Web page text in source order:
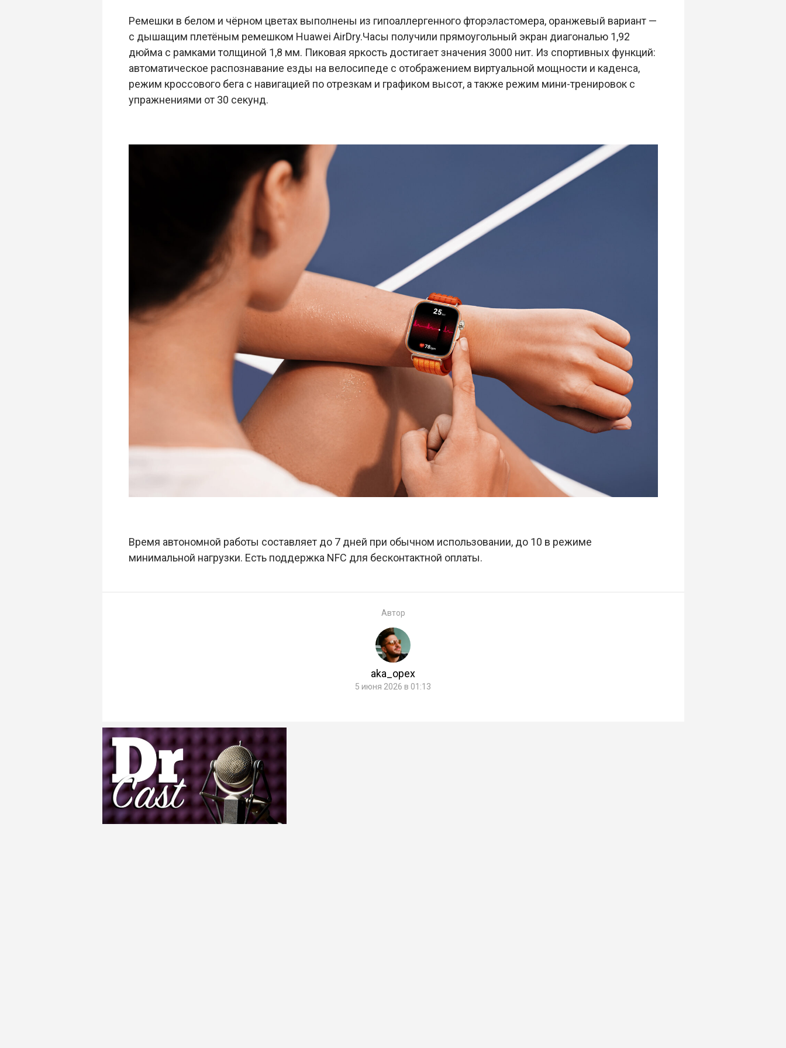
Ремешки в белом и чёрном цветах выполнены из гипоаллергенного фторэластомера, оранжевый вариант —
с дышащим плетёным ремешком Huawei AirDry.Часы получили прямоугольный экран диагональю 1,92
дюйма с рамками толщиной 1,8 мм. Пиковая яркость достигает значения 3000 нит. Из спортивных функций:
автоматическое распознавание езды на велосипеде с отображением виртуальной мощности и каденса,
режим кроссового бега с навигацией по отрезкам и графиком высот, а также режим мини-тренировок с
упражнениями от 30 секунд.
Время автономной работы составляет до 7 дней при обычном использовании, до 10 в режиме
минимальной нагрузки. Есть поддержка NFC для бесконтактной оплаты.
Автор
aka_opex
5 июня 2026 в 01:13